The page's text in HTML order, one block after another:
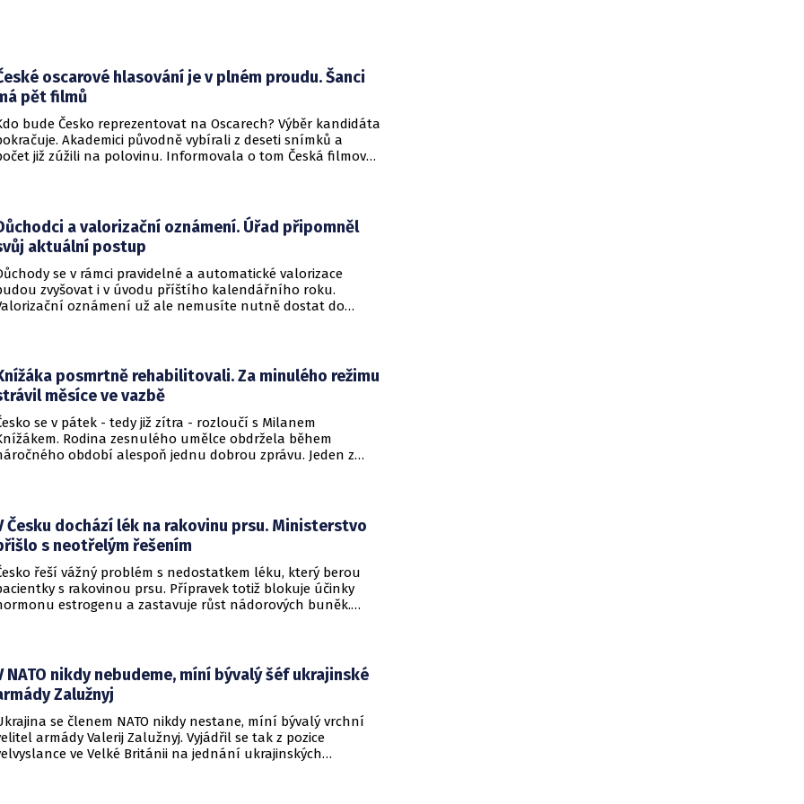
oscarové hlasování je v plném proudu. Šanci
pět filmů
bude Česko reprezentovat na Oscarech? Výběr kandidáta
Akademici původně vybírali z deseti snímků a
již zúžili na polovinu. Informovala o tom Česká filmová
a valorizační oznámení. Úřad připomněl
aktuální postup
se v rámci pravidelné a automatické valorizace
zvyšovat i v úvodu příštího kalendářního roku.
oznámení už ale nemusíte nutně dostat do
posmrtně rehabilitovali. Za minulého režimu
měsíce ve vazbě
se v pátek - tedy již zítra - rozloučí s Milanem
Rodina zesnulého umělce obdržela během
období alespoň jednu dobrou zprávu. Jeden z
Česku dochází lék na rakovinu prsu. Ministerstvo
s neotřelým řešením
řeší vážný problém s nedostatkem léku, který berou
s rakovinou prsu. Přípravek totiž blokuje účinky
estrogenu a zastavuje růst nádorových buněk.
NATO nikdy nebudeme, míní bývalý šéf ukrajinské
Zalužnyj
se členem NATO nikdy nestane, míní bývalý vrchní
armády Valerij Zalužnyj. Vyjádřil se tak z pozice
ve Velké Británii na jednání ukrajinských